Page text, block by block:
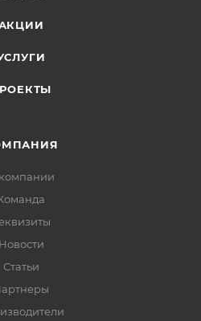
Новости
Статьи